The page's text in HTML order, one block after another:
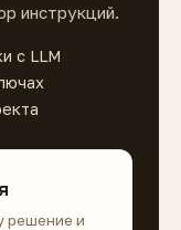
инструкций.
с LLM
решение и